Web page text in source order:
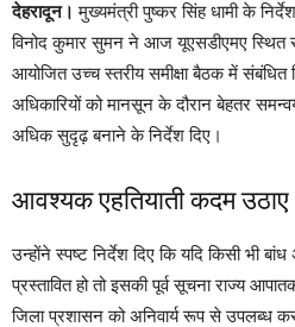
देहरादून। मुख्यमंत्री पुष्कर सिंह धामी के
विनोद कुमार सुमन ने आज यूएसडीएमए स्थित
आयोजित उच्च स्तरीय समीक्षा बैठक में संबंधित
अधिकारियों को मानसून के दौरान बेहतर
अधिक सुदृढ़ बनाने के निर्देश दिए।
आवश्यक एहतियाती कदम उठाए
उन्होंने स्पष्ट निर्देश दिए कि यदि किसी भी
प्रस्तावित हो तो इसकी पूर्व सूचना राज्य
जिला प्रशासन को अनिवार्य रूप से उपलब्ध